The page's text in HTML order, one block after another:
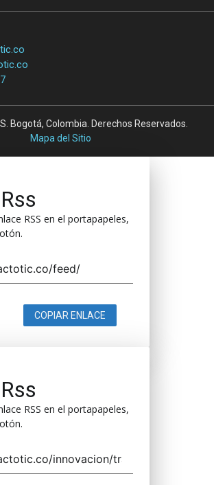
Bogotá, Colombia. Derechos Reservados.
Mapa del Sitio
RSS en el portapapeles,
COPIAR ENLACE
RSS en el portapapeles,